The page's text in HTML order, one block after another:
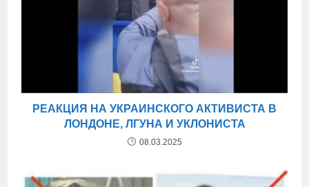
РЕАКЦИЯ НА УКРАИНСКОГО АКТИВИСТА В
ЛОНДОНЕ, ЛГУНА И УКЛОНИСТА
08.03.2025